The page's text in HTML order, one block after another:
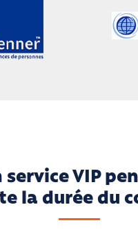
service VIP
la durée du